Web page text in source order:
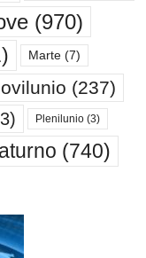
(970)
Marte (7)
(237)
Plenilunio (3)
(740)